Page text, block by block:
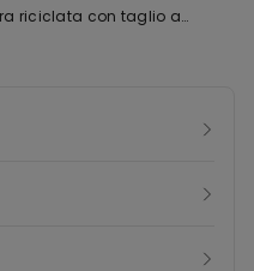
riciclata con taglio a
cuciture invisibili.
da rifiuti di produzione pre
può essere riciclato e